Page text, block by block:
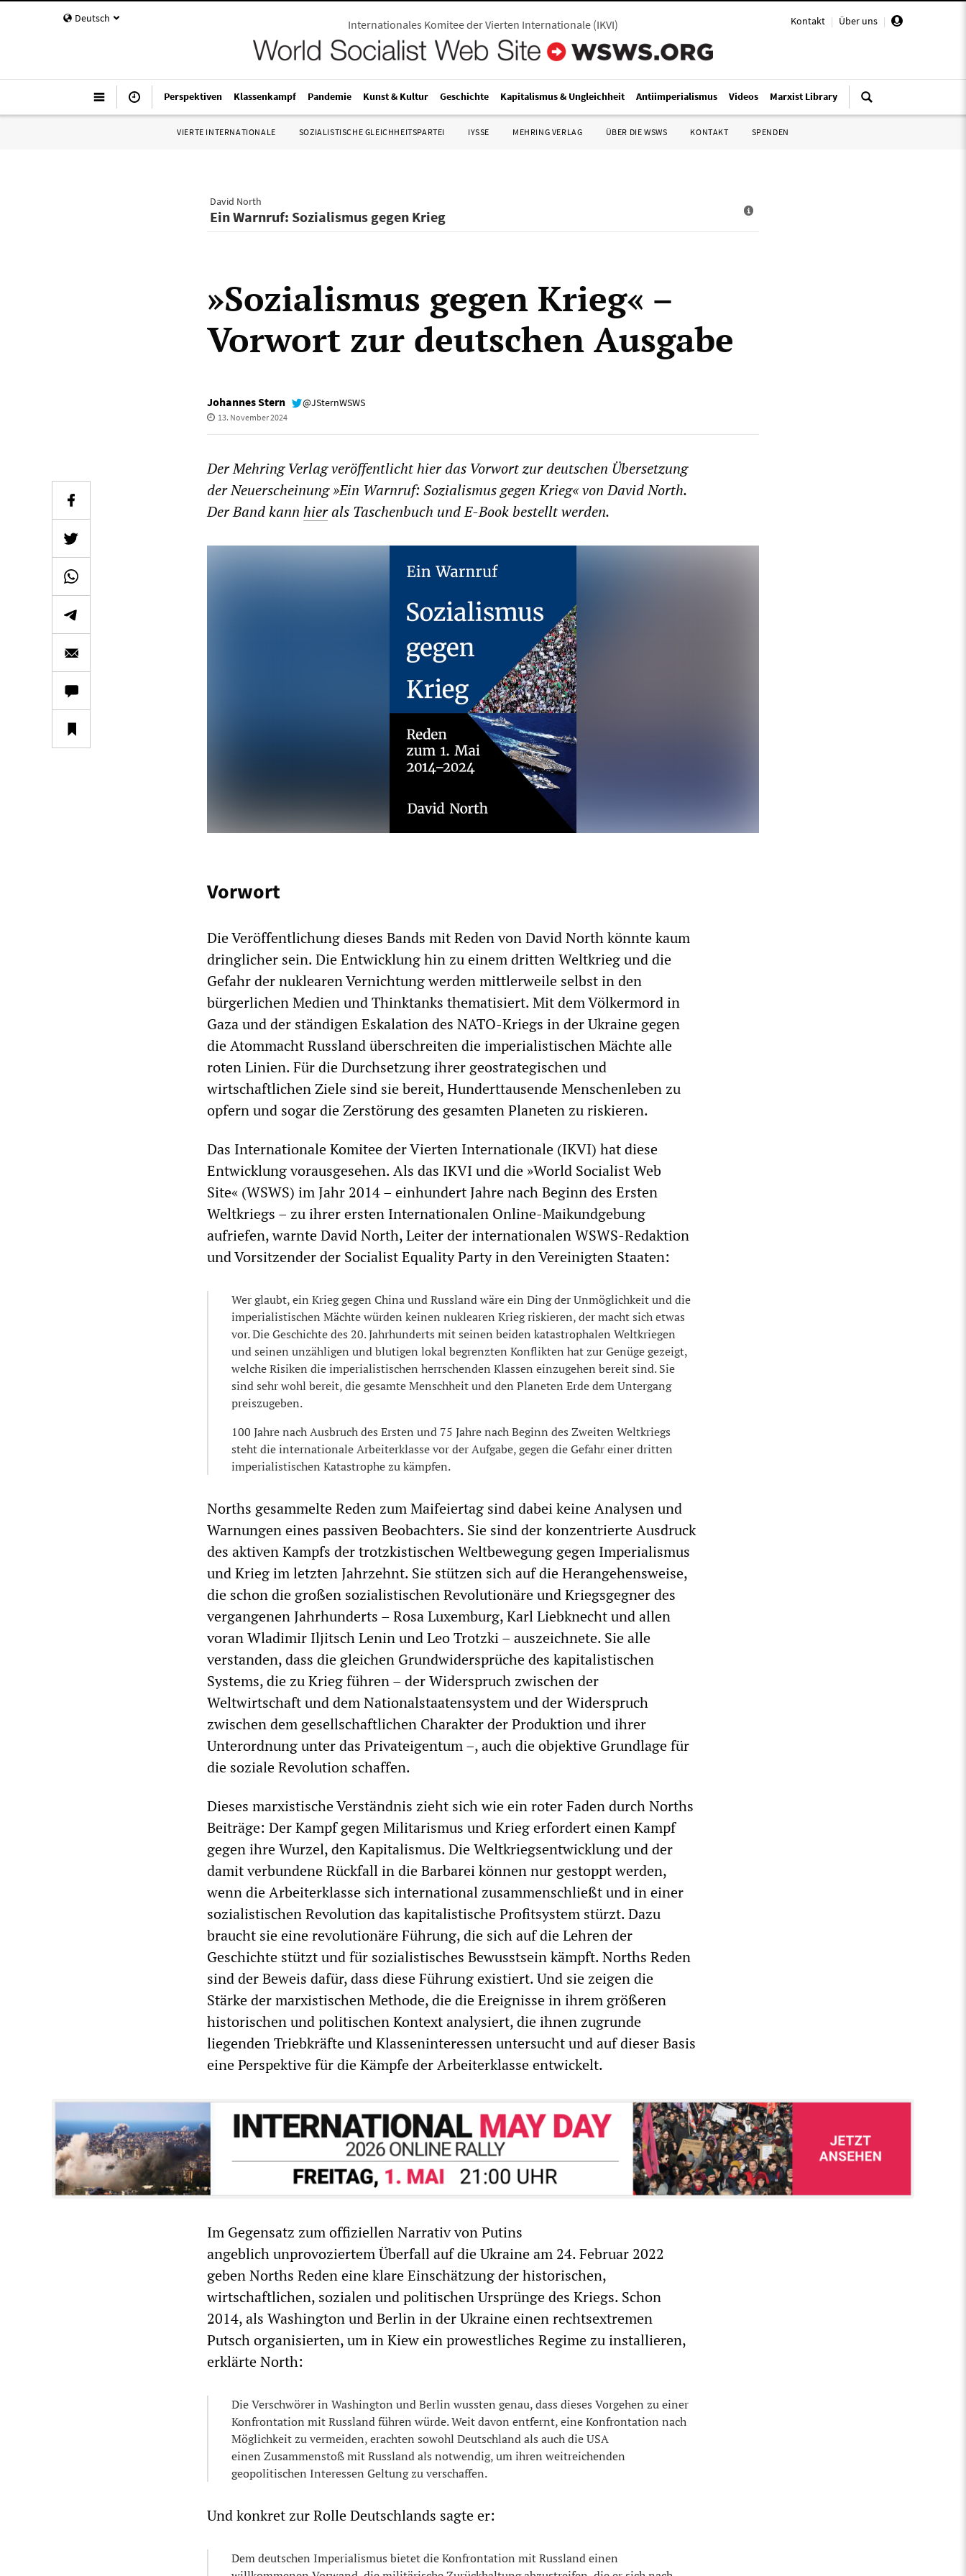
Deutsch Kontakt | Über uns |
Internationales Komitee der Vierten Internationale (IKVI)
Perspektiven Klassenkampf Pandemie Kunst & Kultur Geschichte Kapitalismus & Ungleichheit Antiimperialismus Videos Marxist Library
VIERTE INTERNATIONALE SOZIALISTISCHE GLEICHHEITSPARTEI IYSSE MEHRING VERLAG ÜBER DIE WSWS KONTAKT SPENDEN
David North
Ein Warnruf: Sozialismus gegen Krieg
»Sozialismus gegen Krieg« –
Vorwort zur deutschen Ausgabe
Johannes Stern @JSternWSWS
13. November 2024
Der Mehring Verlag veröffentlicht hier das Vorwort zur deutschen Übersetzung
der Neuerscheinung »Ein Warnruf: Sozialismus gegen Krieg« von David North.
Der Band kann hierals Taschenbuch und E-Book bestellt werden.
Vorwort
Die Veröffentlichung dieses Bands mit Reden von David North könnte kaum
dringlicher sein. Die Entwicklung hin zu einem dritten Weltkrieg und die
Gefahr der nuklearen Vernichtung werden mittlerweile selbst in den
bürgerlichen Medien und Thinktanks thematisiert. Mit dem Völkermord in
Gaza und der ständigen Eskalation des NATO-Kriegs in der Ukraine gegen
die Atommacht Russland überschreiten die imperialistischen Mächte alle
roten Linien. Für die Durchsetzung ihrer geostrategischen und
wirtschaftlichen Ziele sind sie bereit, Hunderttausende Menschenleben zu
opfern und sogar die Zerstörung des gesamten Planeten zu riskieren.
Das Internationale Komitee der Vierten Internationale (IKVI) hat diese
Entwicklung vorausgesehen. Als das IKVI und die »World Socialist Web
Site« (WSWS) im Jahr 2014 – einhundert Jahre nach Beginn des Ersten
Weltkriegs – zu ihrer ersten Internationalen Online-Maikundgebung
aufriefen, warnte David North, Leiter der internationalen WSWS-Redaktion
und Vorsitzender der Socialist Equality Party in den Vereinigten Staaten:
Wer glaubt, ein Krieg gegen China und Russland wäre ein Ding der Unmöglichkeit und die
imperialistischen Mächte würden keinen nuklearen Krieg riskieren, der macht sich etwas
vor. Die Geschichte des 20. Jahrhunderts mit seinen beiden katastrophalen Weltkriegen
und seinen unzähligen und blutigen lokal begrenzten Konflikten hat zur Genüge gezeigt,
welche Risiken die imperialistischen herrschenden Klassen einzugehen bereit sind. Sie
sind sehr wohl bereit, die gesamte Menschheit und den Planeten Erde dem Untergang
preiszugeben.
100 Jahre nach Ausbruch des Ersten und 75 Jahre nach Beginn des Zweiten Weltkriegs
steht die internationale Arbeiterklasse vor der Aufgabe, gegen die Gefahr einer dritten
imperialistischen Katastrophe zu kämpfen.
Norths gesammelte Reden zum Maifeiertag sind dabei keine Analysen und
Warnungen eines passiven Beobachters. Sie sind der konzentrierte Ausdruck
des aktiven Kampfs der trotzkistischen Weltbewegung gegen Imperialismus
und Krieg im letzten Jahrzehnt. Sie stützen sich auf die Herangehensweise,
die schon die großen sozialistischen Revolutionäre und Kriegsgegner des
vergangenen Jahrhunderts – Rosa Luxemburg, Karl Liebknecht und allen
voran Wladimir Iljitsch Lenin und Leo Trotzki – auszeichnete. Sie alle
verstanden, dass die gleichen Grundwidersprüche des kapitalistischen
Systems, die zu Krieg führen – der Widerspruch zwischen der
Weltwirtschaft und dem Nationalstaatensystem und der Widerspruch
zwischen dem gesellschaftlichen Charakter der Produktion und ihrer
Unterordnung unter das Privateigentum –, auch die objektive Grundlage für
die soziale Revolution schaffen.
Dieses marxistische Verständnis zieht sich wie ein roter Faden durch Norths
Beiträge: Der Kampf gegen Militarismus und Krieg erfordert einen Kampf
gegen ihre Wurzel, den Kapitalismus. Die Weltkriegsentwicklung und der
damit verbundene Rückfall in die Barbarei können nur gestoppt werden,
wenn die Arbeiterklasse sich international zusammenschließt und in einer
sozialistischen Revolution das kapitalistische Profitsystem stürzt. Dazu
braucht sie eine revolutionäre Führung, die sich auf die Lehren der
Geschichte stützt und für sozialistisches Bewusstsein kämpft. Norths Reden
sind der Beweis dafür, dass diese Führung existiert. Und sie zeigen die
Stärke der marxistischen Methode, die die Ereignisse in ihrem größeren
historischen und politischen Kontext analysiert, die ihnen zugrunde
liegenden Triebkräfte und Klasseninteressen untersucht und auf dieser Basis
eine Perspektive für die Kämpfe der Arbeiterklasse entwickelt.
Im Gegensatz zum offiziellen Narrativ von Putins
angeblich unprovoziertem Überfall auf die Ukraine am 24. Februar 2022
geben Norths Reden eine klare Einschätzung der historischen,
wirtschaftlichen, sozialen und politischen Ursprünge des Kriegs. Schon
2014, als Washington und Berlin in der Ukraine einen rechtsextremen
Putsch organisierten, um in Kiew ein prowestliches Regime zu installieren,
erklärte North:
Die Verschwörer in Washington und Berlin wussten genau, dass dieses Vorgehen zu einer
Konfrontation mit Russland führen würde. Weit davon entfernt, eine Konfrontation nach
Möglichkeit zu vermeiden, erachten sowohl Deutschland als auch die USA
einen Zusammenstoß mit Russland als notwendig, um ihren weitreichenden
geopolitischen Interessen Geltung zu verschaffen.
Und konkret zur Rolle Deutschlands sagte er:
Dem deutschen Imperialismus bietet die Konfrontation mit Russland einen